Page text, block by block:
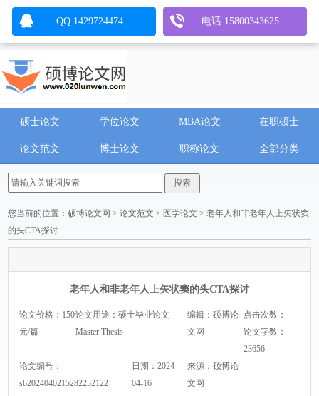
硕士论文 学位论文 MBA论文 在职硕士
论文范文 博士论文 职称论文 全部分类
您当前的位置：硕博论文网 >论文范文 > 医学论文 > 老年人和非老年人上矢状窦
的头CTA探讨
老年人和非老年人上矢状窦的头CTA探讨
论文价格：150
元/篇
论文用途：硕士毕业论文
Master Thesis
编辑：硕博论
文网
点击次数：
论文字数：
23656
论文编号：
sb2024040215282252122
日期：2024-
04-16
来源：硕博论
文网
QQ 1429724474 电话 15800343625